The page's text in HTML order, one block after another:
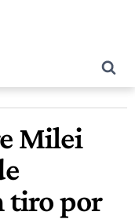
Milei
tiro por